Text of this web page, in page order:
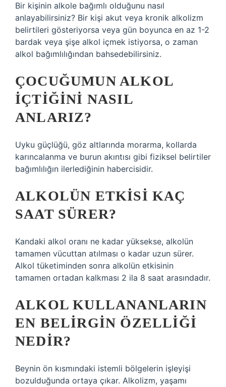
Bir kişinin alkole bağımlı olduğunu nasıl
anlayabilirsiniz? Bir kişi akut veya kronik alkolizm
belirtileri gösteriyorsa veya gün boyunca en az 1-2
bardak veya şişe alkol içmek istiyorsa, o zaman
alkol bağımlılığından bahsedebilirsiniz.
ÇOCUĞUMUN ALKOL
IÇTIĞINI NASIL
ANLARIZ?
Uyku güçlüğü, göz altlarında morarma, kollarda
karıncalanma ve burun akıntısı gibi fiziksel belirtiler
bağımlılığın ilerlediğinin habercisidir.
ALKOLÜN ETKISI KAÇ
SAAT SÜRER?
Kandaki alkol oranı ne kadar yüksekse, alkolün
tamamen vücuttan atılması o kadar uzun sürer.
Alkol tüketiminden sonra alkolün etkisinin
tamamen ortadan kalkması 2 ila 8 saat arasındadır.
ALKOL KULLANANLARIN
EN BELIRGIN ÖZELLIĞI
NEDIR?
Beynin ön kısmındaki istemli bölgelerin işleyişi
bozulduğunda ortaya çıkar. Alkolizm, yaşamı